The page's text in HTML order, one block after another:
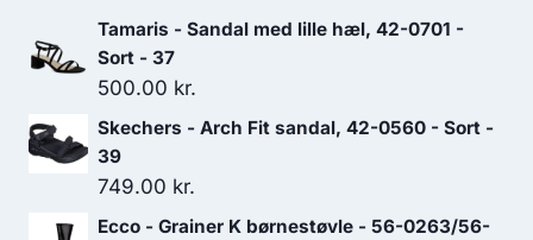
Tamaris - Sandal med lille hæl, 42-0701 -
Sort - 37
500.00 kr.
Skechers - Arch Fit sandal, 42-0560 - Sort -
39
749.00 kr.
Ecco - Grainer K børnestøvle - 56-0263/56-